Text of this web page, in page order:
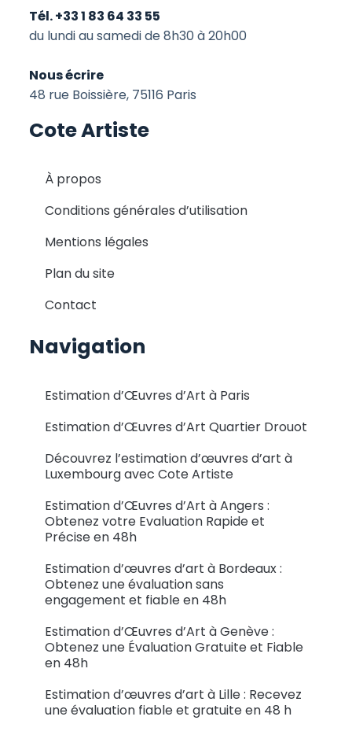
Tél. +33 1 83 64 33 55
du lundi au samedi de 8h30 à 20h00
Nous écrire
48 rue Boissière, 75116 Paris
Cote Artiste
À propos
Conditions générales d’utilisation
Mentions légales
Plan du site
Contact
Navigation
Estimation d’Œuvres d’Art à Paris
Estimation d’Œuvres d’Art Quartier Drouot
Découvrez l’estimation d’œuvres d’art à
Luxembourg avec Cote Artiste
Estimation d’Œuvres d’Art à Angers :
Obtenez votre Evaluation Rapide et
Précise en 48h
Estimation d’œuvres d’art à Bordeaux :
Obtenez une évaluation sans
engagement et fiable en 48h
Estimation d’Œuvres d’Art à Genève :
Obtenez une Évaluation Gratuite et Fiable
en 48h
Estimation d’œuvres d’art à Lille : Recevez
une évaluation fiable et gratuite en 48 h